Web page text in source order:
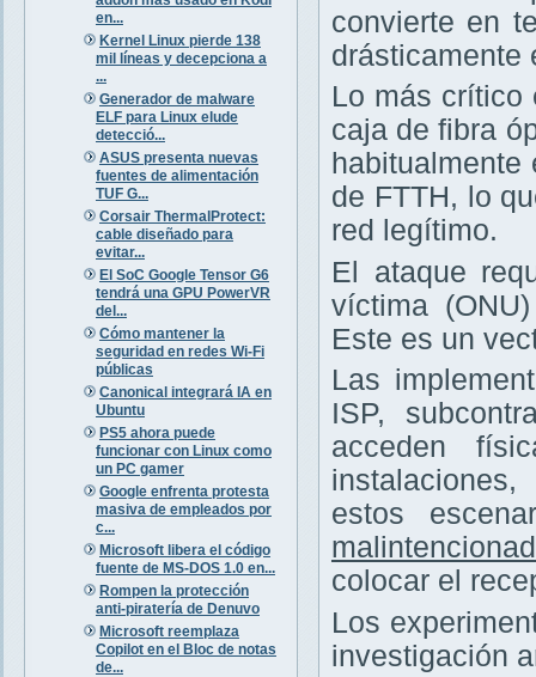
en...
Kernel Linux pierde 138
mil líneas y decepciona a
...
Generador de malware
ELF para Linux elude
detecció...
ASUS presenta nuevas
fuentes de alimentación
TUF G...
Corsair ThermalProtect:
cable diseñado para
evitar...
El SoC Google Tensor G6
tendrá una GPU PowerVR
del...
Cómo mantener la
seguridad en redes Wi-Fi
públicas
Canonical integrará IA en
Ubuntu
PS5 ahora puede
funcionar con Linux como
un PC gamer
Google enfrenta protesta
masiva de empleados por
c...
Microsoft libera el código
fuente de MS-DOS 1.0 en...
Rompen la protección
anti-piratería de Denuvo
Microsoft reemplaza
Copilot en el Bloc de notas
de...
convierte en
drásticamente
Lo más crítico
caja de fibra
de FTTH, lo
red legítimo.
El ataque
víctima
Este es un
Las
ISP,
acceden
estos
colocar el
Los
investigación